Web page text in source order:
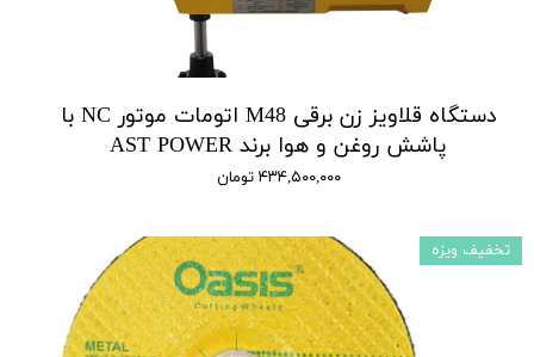
دستگاه قلاویز زن برقی M48 اتومات موتور NC با
پاشش روغن و هوا برند AST POWER
۴۳۴,۵۰۰,۰۰۰ تومان
تخفیف ویزه